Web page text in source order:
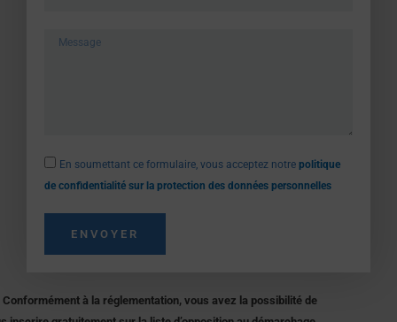
message
Protection
des
personnelles
En soumettant ce formulaire, vous acceptez notre politique
de confidentialité sur la protection des données personnelles
ENVOYER
à la réglementation, vous avez la possibilité de